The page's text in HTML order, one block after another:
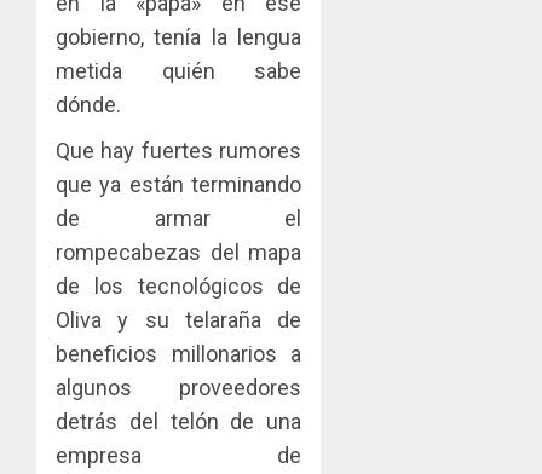
gobierno, tenía la lengua
metida quién sabe
dónde.
Que hay fuertes rumores
que ya están terminando
de armar el
rompecabezas del mapa
de los tecnológicos de
Oliva y su telaraña de
beneficios millonarios a
algunos proveedores
detrás del telón de una
empresa de